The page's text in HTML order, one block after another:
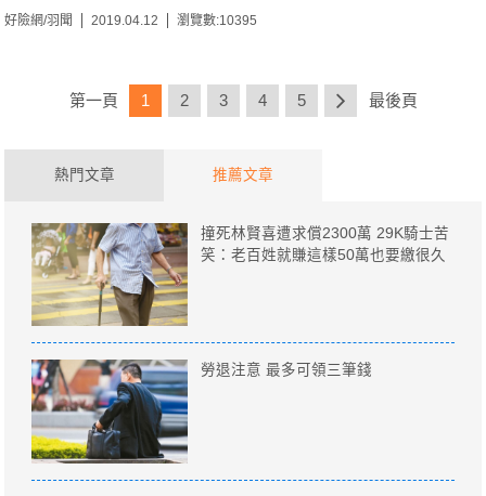
好險網/羽聞 2019.04.12 瀏覽數:10395
第一頁 1 2 3 4 5 最後頁
熱門文章 推薦文章
撞死林賢喜遭求償2300萬 29K騎士苦
笑：老百姓就賺這樣50萬也要繳很久
勞退注意 最多可領三筆錢